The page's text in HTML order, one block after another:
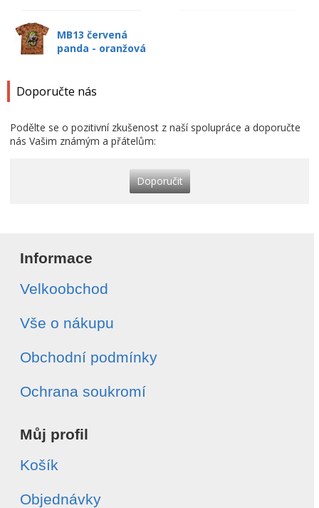
MB13 červená
panda - oranžová
Doporučte nás
Podělte se o pozitivní zkušenost z naší spolupráce a doporučte
nás Vašim známým a přátelům:
Doporučit
Informace
Velkoobchod
Vše o nákupu
Obchodní podmínky
Ochrana soukromí
Můj profil
Košík
Objednávky